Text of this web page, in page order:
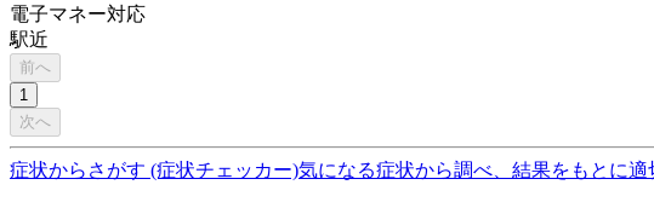
電子マネー対応
駅近
前へ
1
次へ
症状からさがす (症状チェッカー)気になる症状から調べ、結果をもとに